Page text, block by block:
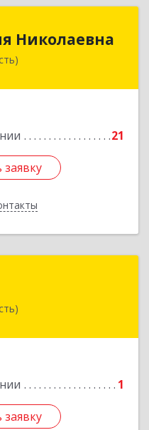
Николаевна
21
Архангельской обл.,
1
обл, Мирный г,